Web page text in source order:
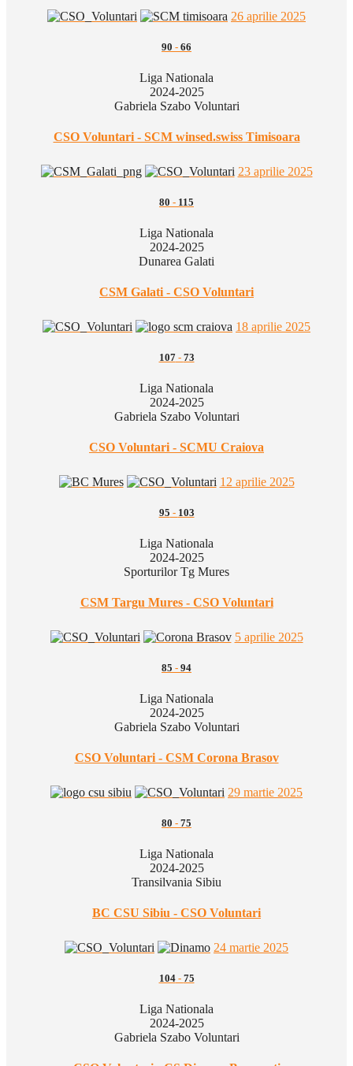
26 aprilie 2025
90 - 66
Liga Nationala
2024-2025
Gabriela Szabo Voluntari
CSO Voluntari - SCM winsed.swiss Timisoara
23 aprilie 2025
80 - 115
Liga Nationala
2024-2025
Dunarea Galati
CSM Galati - CSO Voluntari
18 aprilie 2025
107- 73
Liga Nationala
2024-2025
Gabriela Szabo Voluntari
CSO Voluntari - SCMU Craiova
12 aprilie 2025
95 - 103
Liga Nationala
2024-2025
Sporturilor Tg Mures
CSM Targu Mures - CSO Voluntari
5 aprilie 2025
85 - 94
Liga Nationala
2024-2025
Gabriela Szabo Voluntari
CSO Voluntari - CSM Corona Brasov
29 martie 2025
80 - 75
Liga Nationala
2024-2025
Transilvania Sibiu
BC CSU Sibiu - CSO Voluntari
24 martie 2025
104- 75
Liga Nationala
2024-2025
Gabriela Szabo Voluntari